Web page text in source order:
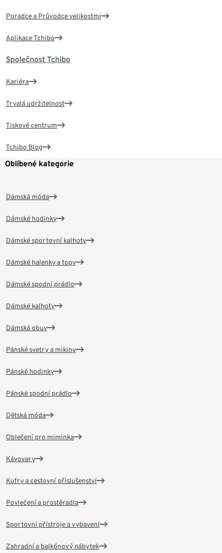
Poradce a Průvodce velikostmi
Aplikace Tchibo
Společnost Tchibo
Kariéra
Trvalá udržitelnost
Tiskové centrum
Tchibo Blog
Oblíbené kategorie
Dámská móda
Dámské hodinky
Dámské sportovní kalhoty
Dámské halenky a topy
Dámské spodní prádlo
Dámské kalhoty
Dámská obuv
Pánské svetry a mikiny
Pánské hodinky
Pánské spodní prádlo
Dětská móda
Oblečení pro miminka
Kávovary
Kufry a cestovní příslušenství
Povlečení a prostěradla
Sportovní přístroje a vybavení
Zahradní a balkónový nábytek